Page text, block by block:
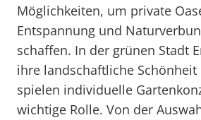
Möglichkeiten, um private
Entspannung und
schaffen. In der grünen Stadt
ihre landschaftliche Schönheit
spielen individuelle
wichtige Rolle. Von der